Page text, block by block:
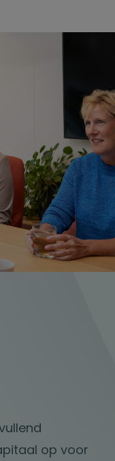
op voor